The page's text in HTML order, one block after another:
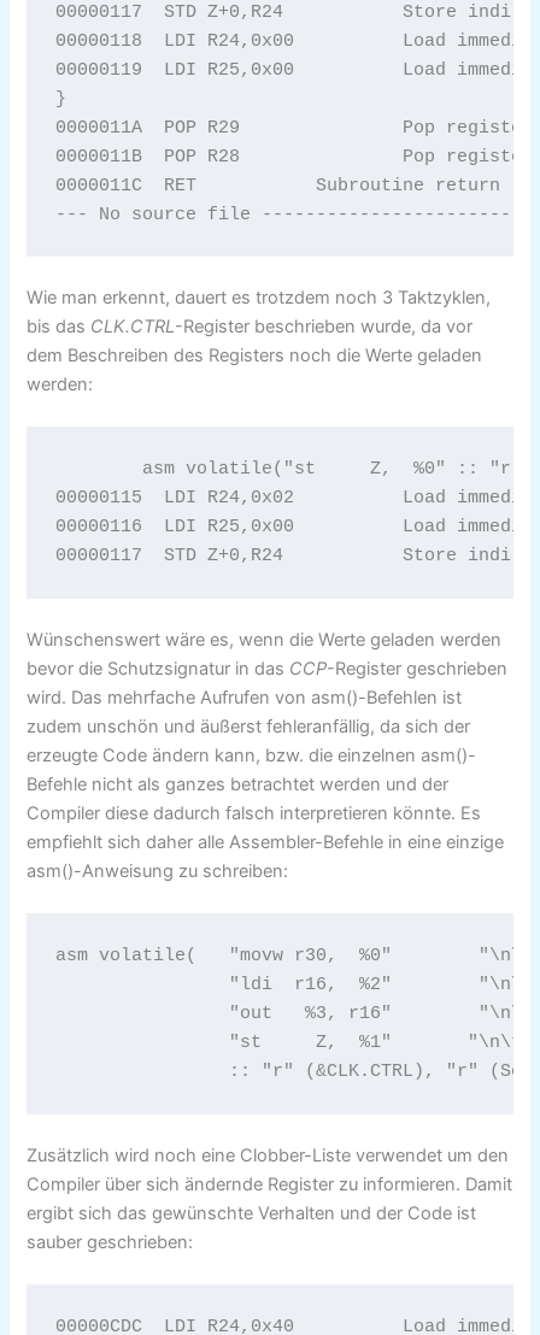
00000117  STD Z+0,R24		Store indirect with displacement
00000118  LDI R24,0x00		Load immediate
00000119  LDI R25,0x00		Load immediate
}
0000011A  POP R29		Pop register from stack
0000011B  POP R28		Pop register from stack
0000011C  RET 		Subroutine return
--- No source file
Wie man erkennt, dauert es trotzdem noch 3 Taktzyklen,
bis das CLK.CTRL-Register beschrieben wurde, da vor
dem Beschreiben des Registers noch die Werte geladen
werden:
00000115  LDI R24,0x02		Load immediate
00000116  LDI R25,0x00		Load immediate
00000117  STD
Wünschenswert wäre es, wenn die Werte geladen werden
bevor die Schutzsignatur in das CCP-Register geschrieben
wird. Das mehrfache Aufrufen von asm()-Befehlen ist
zudem unschön und äußerst fehleranfällig, da sich der
erzeugte Code ändern kann, bzw. die einzelnen asm()-
Befehle nicht als ganzes betrachtet werden und der
Compiler diese dadurch falsch interpretieren könnte. Es
empfiehlt sich daher alle Assembler-Befehle in eine einzige
asm()-Anweisung zu schreiben:
asm volatile(	"movw r30,  %0"        "\n\t"
"ldi  r16,  %2"
"out   %3, r16"
                "st     Z,  %1"       "\n\t"
:: "r" (&CLK.CTRL), "r"
Zusätzlich wird noch eine Clobber-Liste verwendet um den
Compiler über sich ändernde Register zu informieren. Damit
ergibt sich das gewünschte Verhalten und der Code ist
sauber geschrieben:
00000CDC  LDI R24,0x40		Load immediate